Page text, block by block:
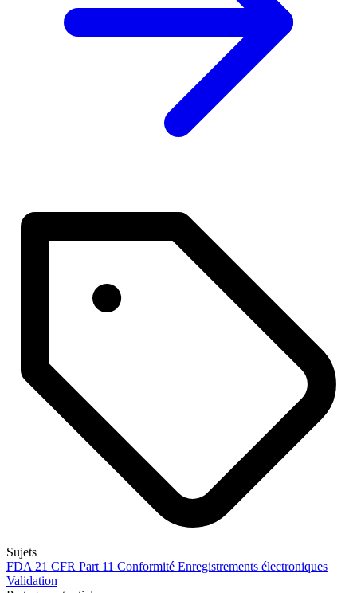
Sujets
FDA21 CFR Part 11 Conformité Enregistrements électroniques
Validation